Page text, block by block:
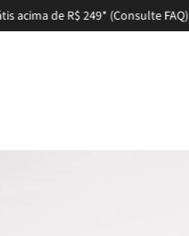
Parcele em até 6X sem juros